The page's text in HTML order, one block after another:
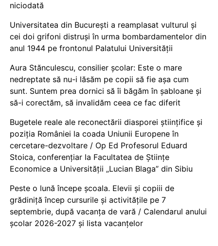
niciodată
Universitatea din București a reamplasat vulturul și
cei doi grifoni distruși în urma bombardamentelor din
anul 1944 pe frontonul Palatului Universității
Aura Stănculescu, consilier școlar: Este o mare
nedreptate să nu-i lăsăm pe copii să fie așa cum
sunt. Suntem prea dornici să îi băgăm în șabloane și
să-i corectăm, să invalidăm ceea ce fac diferit
Bugetele reale ale reconectării diasporei științifice și
poziția României la coada Uniunii Europene în
cercetare-dezvoltare / Op Ed Profesorul Eduard
Stoica, conferențiar la Facultatea de Științe
Economice a Universității „Lucian Blaga” din Sibiu
Peste o lună începe școala. Elevii și copiii de
grădiniță încep cursurile și activitățile pe 7
septembrie, după vacanța de vară / Calendarul anului
școlar 2026-2027 și lista vacanțelor